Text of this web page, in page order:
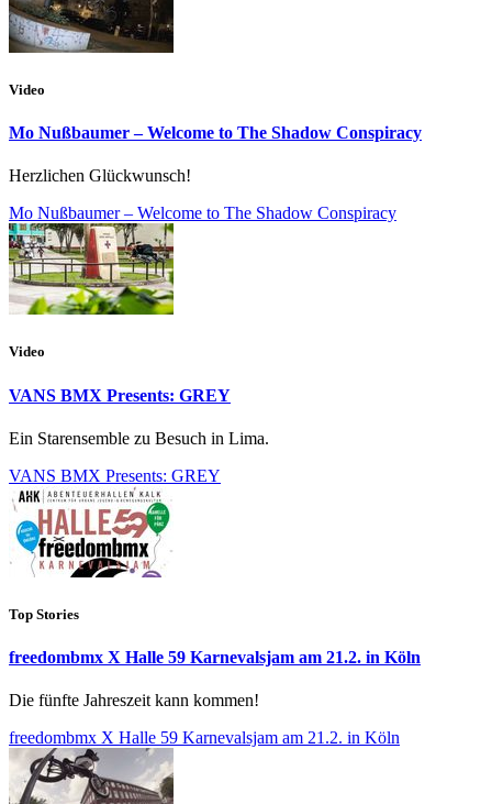
Video
Mo Nußbaumer – Welcome to The Shadow Conspiracy
Herzlichen Glückwunsch!
Mo Nußbaumer – Welcome to The Shadow Conspiracy
Video
VANS BMX Presents: GREY
Ein Starensemble zu Besuch in Lima.
VANS BMX Presents: GREY
Top Stories
freedombmx X Halle 59 Karnevalsjam am 21.2. in Köln
Die fünfte Jahreszeit kann kommen!
freedombmx X Halle 59 Karnevalsjam am 21.2. in Köln